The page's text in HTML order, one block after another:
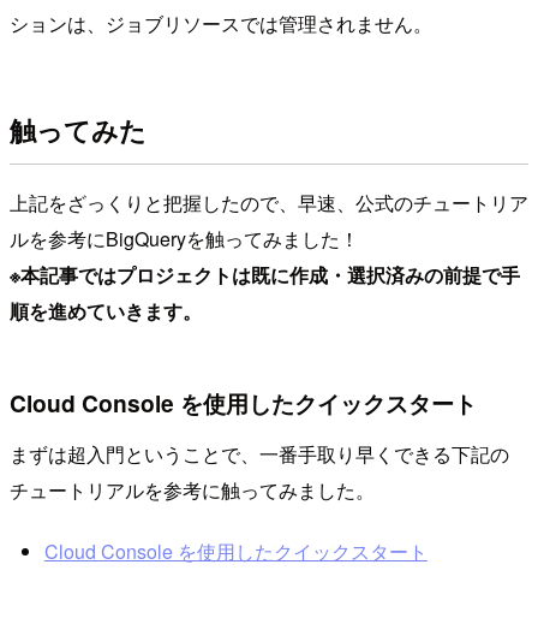
ションは、ジョブリソースでは管理されません。
触ってみた
上記をざっくりと把握したので、早速、公式のチュートリア
ルを参考にBigQueryを触ってみました！
※本記事ではプロジェクトは既に作成・選択済みの前提で手
順を進めていきます。
Cloud Console を使用したクイックスタート
まずは超入門ということで、一番手取り早くできる下記の
チュートリアルを参考に触ってみました。
Cloud Console を使用したクイックスタート